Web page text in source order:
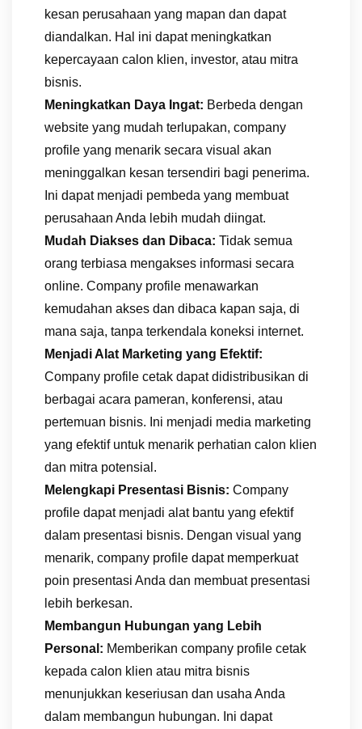
kesan perusahaan yang mapan dan dapat
diandalkan. Hal ini dapat meningkatkan
kepercayaan calon klien, investor, atau mitra
bisnis.
Meningkatkan Daya Ingat: Berbeda dengan
website yang mudah terlupakan, company
profile yang menarik secara visual akan
meninggalkan kesan tersendiri bagi penerima.
Ini dapat menjadi pembeda yang membuat
perusahaan Anda lebih mudah diingat.
Mudah Diakses dan Dibaca: Tidak semua
orang terbiasa mengakses informasi secara
online. Company profile menawarkan
kemudahan akses dan dibaca kapan saja, di
mana saja, tanpa terkendala koneksi internet.
Menjadi Alat Marketing yang Efektif:
Company profile cetak dapat didistribusikan di
berbagai acara pameran, konferensi, atau
pertemuan bisnis. Ini menjadi media marketing
yang efektif untuk menarik perhatian calon klien
dan mitra potensial.
Melengkapi Presentasi Bisnis: Company
profile dapat menjadi alat bantu yang efektif
dalam presentasi bisnis. Dengan visual yang
menarik, company profile dapat memperkuat
poin presentasi Anda dan membuat presentasi
lebih berkesan.
Membangun Hubungan yang Lebih
Personal: Memberikan company profile cetak
kepada calon klien atau mitra bisnis
menunjukkan keseriusan dan usaha Anda
dalam membangun hubungan. Ini dapat